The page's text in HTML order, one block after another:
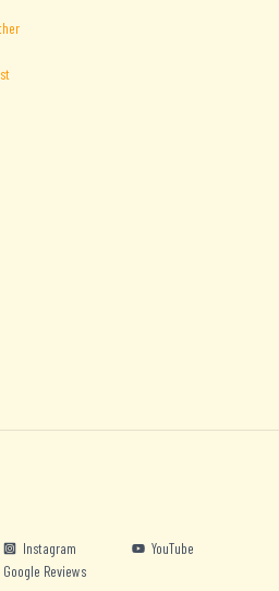
Instagram
YouTube
Google Reviews